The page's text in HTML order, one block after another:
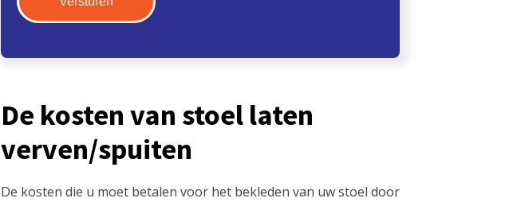
De kosten van stoel laten
verven/spuiten
De kosten die u moet betalen voor het bekleden van uw stoel door